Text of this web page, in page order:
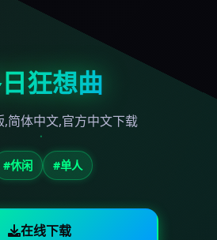
狂想曲
,简体中文,官方中文下载
#休闲 #单人
在线下载